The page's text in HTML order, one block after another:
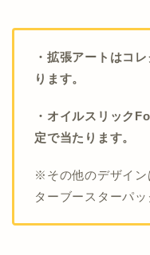
・拡張アートはコ
ります。
・オイルスリック
定で当たります。
※その他のデザイン
ターブースターパッ